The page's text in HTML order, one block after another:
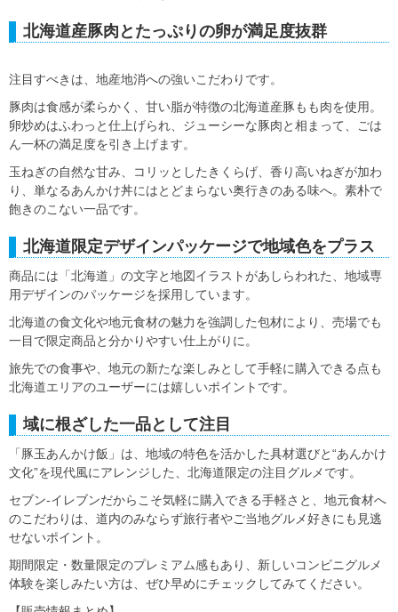
北海道産豚肉とたっぷりの卵が満足度抜群
注目すべきは、地産地消への強いこだわりです。
豚肉は食感が柔らかく、甘い脂が特徴の北海道産豚もも肉を使用。
卵炒めはふわっと仕上げられ、ジューシーな豚肉と相まって、ごは
ん一杯の満足度を引き上げます。
玉ねぎの自然な甘み、コリッとしたきくらげ、香り高いねぎが加わ
り、単なるあんかけ丼にはとどまらない奥行きのある味へ。素朴で
飽きのこない一品です。
北海道限定デザインパッケージで地域色をプラス
商品には「北海道」の文字と地図イラストがあしらわれた、地域専
用デザインのパッケージを採用しています。
北海道の食文化や地元食材の魅力を強調した包材により、売場でも
一目で限定商品と分かりやすい仕上がりに。
旅先での食事や、地元の新たな楽しみとして手軽に購入できる点も
北海道エリアのユーザーには嬉しいポイントです。
域に根ざした一品として注目
「豚玉あんかけ飯」は、地域の特色を活かした具材選びと“あんかけ
文化”を現代風にアレンジした、北海道限定の注目グルメです。
セブン-イレブンだからこそ気軽に購入できる手軽さと、地元食材へ
のこだわりは、道内のみならず旅行者やご当地グルメ好きにも見逃
せないポイント。
期間限定・数量限定のプレミアム感もあり、新しいコンビニグルメ
体験を楽しみたい方は、ぜひ早めにチェックしてみてください。